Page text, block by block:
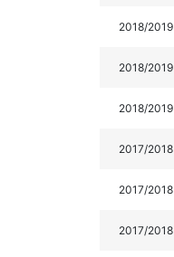
2018/2019
2018/2019
2018/2019
2017/2018
2017/2018
2017/2018